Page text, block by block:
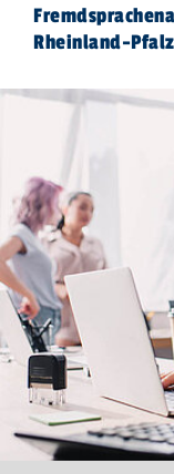
Rheinland-Pfalz